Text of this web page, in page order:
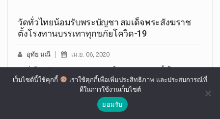
วัดทั่วไทยน้อมรับพระบัญชา สมเด็จพระสังฆราช
ตั้งโรงทานบรรเทาทุกขภัยโควิด-19
อุทัย มณี เม.ย. 06, 2020
บรรเทาทุกขภัยโควิด-19…
เว็บไซต์นี้ใช้คุกกี้
เราใช้คุกกี้เพื่อเพิ่มประสิทธิภาพ และประสบการณ์ที่
ดีในการใช้งานเว็บไซต์
ยอมรับ